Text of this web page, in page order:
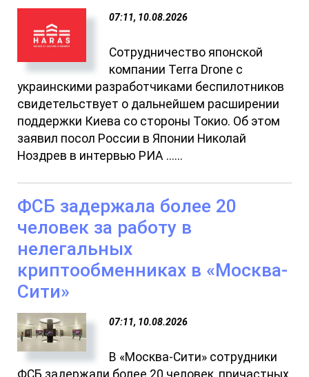
07:11, 10.08.2026
Сотрудничество японской
компании Terra Drone с
украинскими разработчиками беспилотников
свидетельствует о дальнейшем расширении
поддержки Киева со стороны Токио. Об этом
заявил посол России в Японии Николай
Ноздрев в интервью РИА ......
ФСБ задержала более 20
человек за работу в
нелегальных
криптообменниках в «Москва-
Сити»
07:11, 10.08.2026
В «Москва-Сити» сотрудники
ФСБ задержали более 20 человек, причастных